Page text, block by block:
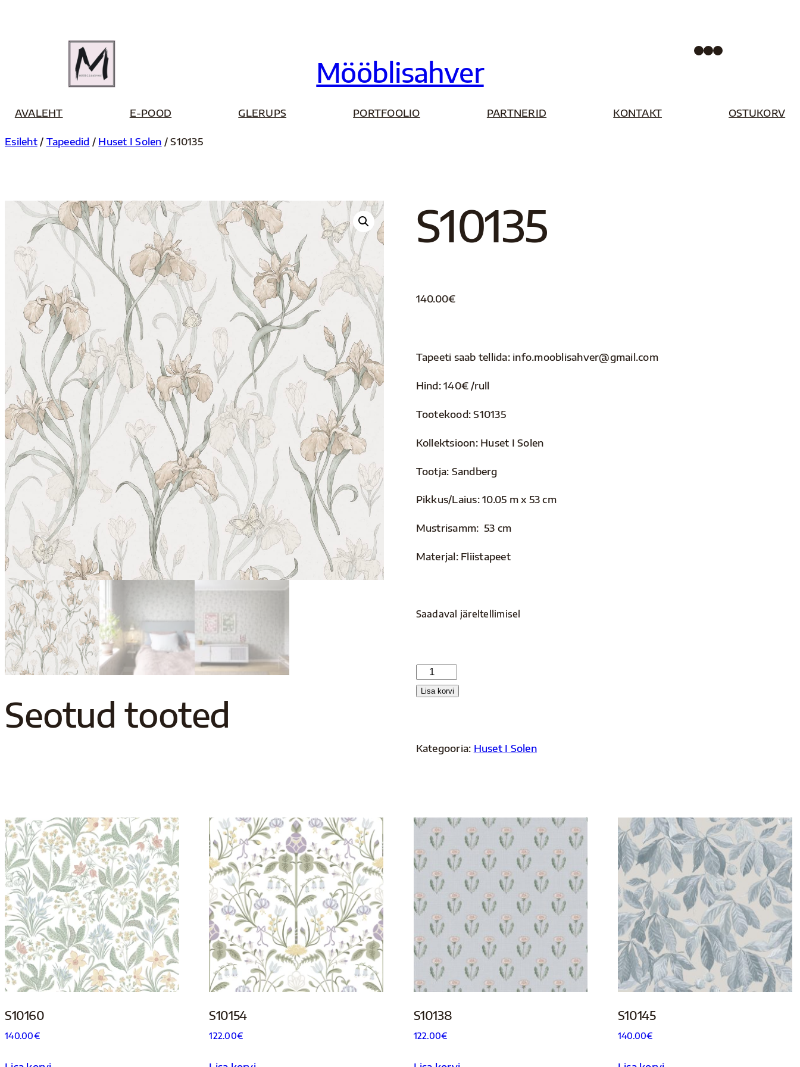
Mööblisahver
Facebook InstagramPinterest
AVALEHT E-POOD GLERUPS PORTFOOLIO PARTNERID KONTAKT OSTUKORV
Esileht/ Tapeedid / Huset I Solen / S10135
S10135
140.00€
Tapeeti saab tellida: info.mooblisahver@gmail.com
Hind: 140€ /rull
Tootekood: S10135
Kollektsioon: Huset I Solen
Tootja: Sandberg
Pikkus/Laius: 10.05 m x 53 cm
Mustrisamm: 53 cm
Materjal: Fliistapeet
Saadaval järeltellimisel
S10135
kogus
Lisa korvi
Kategooria: Huset I Solen
Seotud tooted
S10160
140.00€
S10154
122.00€
S10138
122.00€
S10145
140.00€